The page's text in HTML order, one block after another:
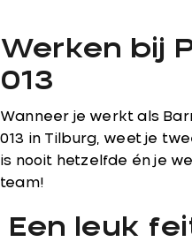
Werken bij
013
Wanneer je werkt als
013 in Tilburg, weet je
is nooit hetzelfde én je
team!
Een leuk